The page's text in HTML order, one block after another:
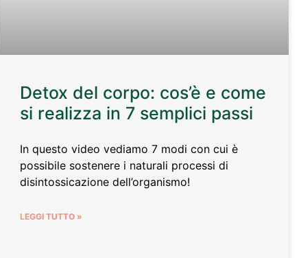
Detox del corpo: cos’è e come
si realizza in 7 semplici passi
In questo video vediamo 7 modi con cui è
possibile sostenere i naturali processi di
disintossicazione dell’organismo!
LEGGI TUTTO »